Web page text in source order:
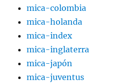
mica-colombia
mica-holanda
mica-index
mica-inglaterra
mica-japón
mica-juventus